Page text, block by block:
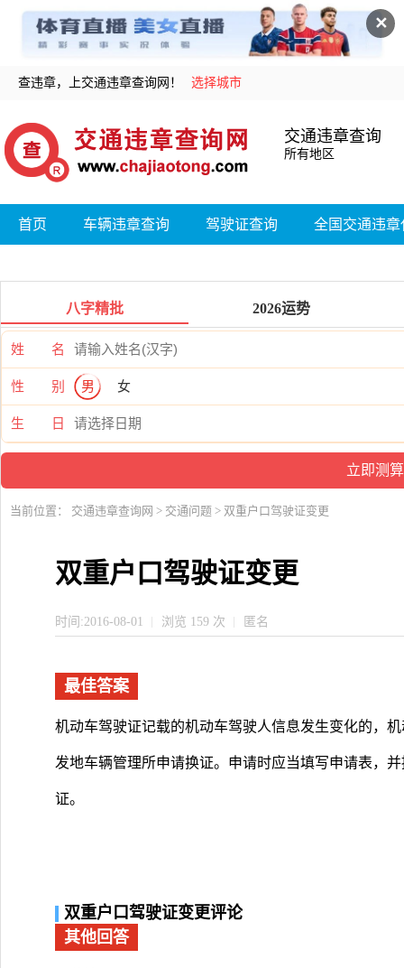
✕
查违章，上交通违章查询网！ 选择城市
交通违章查询
所有地区
首页 车辆违章查询 驾驶证查询 全国交通违
八字精批 2026运势
姓 名
性 别 男 女
生 日
当前位置： 交通违章查询网 > 交通问题 > 双重户口驾驶证变更
双重户口驾驶证变更
时间:2016-08-01 浏览 159 次 匿名
最佳答案
机动车驾驶证记载的机动车驾驶人信息发生变化的，
发地车辆管理所申请换证。申请时应当填写申请表，
证。
双重户口驾驶证变更评论
其他回答